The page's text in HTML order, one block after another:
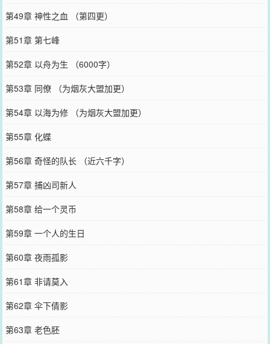
第49章 神性之血 （第四更）
第51章 第七峰
第52章 以舟为生 （6000字）
第53章 同僚 （为烟灰大盟加更）
第54章 以海为修 （为烟灰大盟加更）
第55章 化蝶
第56章 奇怪的队长 （近六千字）
第57章 捕凶司新人
第58章 给一个灵币
第59章 一个人的生日
第60章 夜雨孤影
第61章 非请莫入
第62章 伞下倩影
第63章 老色胚